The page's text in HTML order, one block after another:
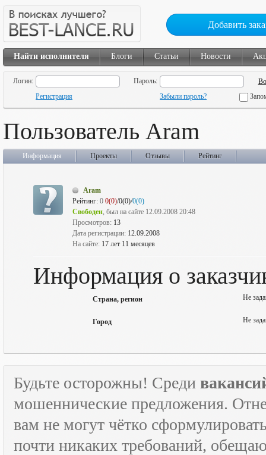
Добавить
Найти исполнителя Блоги Статьи Новости
Логин:
Пароль:
Регистрация
Забыли пароль?
Пользователь Aram
Информация Проекты Отзывы Рейтинг
Aram
Рейтинг: 0 0(0)/0(0)/0(0)
Свободен, был на сайте 12.09.2008 20:48
Просмотров: 13
Дата регистрации: 12.09.2008
На сайте: 17 лет 11 месяцев
Информация о
Страна, регион Не
Город Не
Будьте осторожны! Среди
мошеннические предложения.
вам не могут чётко
почти никаких требований,